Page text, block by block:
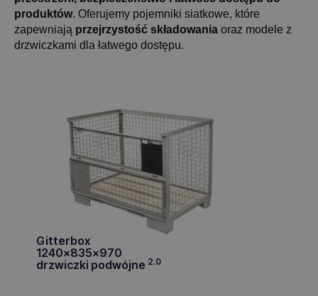
produktów. Oferujemy pojemniki siatkowe, które
zapewniają przejrzystość składowania oraz modele z
drzwiczkami dla łatwego dostępu.
Gitterbox
1240x835x970
drzwiczki podwójne 2.0